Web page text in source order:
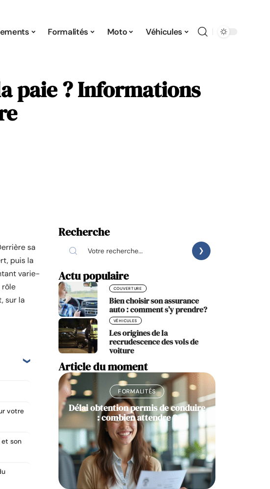
Formalités Moto Véhicules
paie ? Informations
sa
puis la
varie-
rôle
sur la
votre
son
Recherche
Actu populaire
COUVERTURE
Bien choisir son assurance
auto : comment s’y prendre?
VÉHICULES
Les origines de la
recrudescence des vols de
voiture
Article du moment
FORMALITÉS
Délai obtention permis de conduire
: combien attendre ?